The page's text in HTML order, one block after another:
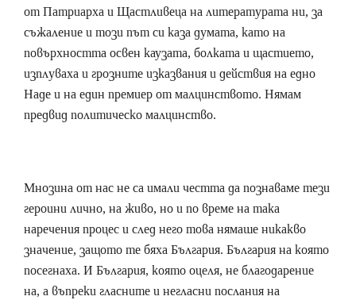
от Патриарха и Щастливеца на литературата ни, за
съжаление и този път си каза думата, като на
повърхността освен каузата, болката и щастието,
изплуваха и грозните изказвания и действия на едно
Наде и на един премиер от малцинството. Нямам
предвид политическо малцинство.
Мнозина от нас не са имали честта да познаваме тези
героини лично, на живо, но и по време на така
наречения процес и след него това нямаше никакво
значение, защото те бяха България. България на която
посегнаха. И България, която оцеля, не благодарение
на, а въпреки гласните и негласни послания на